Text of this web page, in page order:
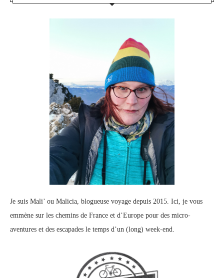
Je suis Mali’ ou Malicia, blogueuse voyage depuis 2015. Ici, je vous
emmène sur les chemins de France et d’Europe pour des micro-
aventures et des escapades le temps d’un (long) week-end.